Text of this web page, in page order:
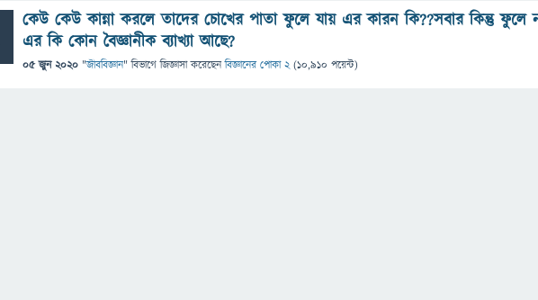
কেউ কেউ কান্না করলে তাদের চোখের পাতা ফুলে যায় এর কারন কি??সবার কিন্তু ফুলে
এর কি কোন বৈজ্ঞানীক ব্যাখ্যা আছে?
05 জুন 2020 "জীববিজ্ঞান" বিভাগে জিজ্ঞাসাকরেছেনবিজ্ঞানের পোকা 2 (10,910 পয়েন্ট)